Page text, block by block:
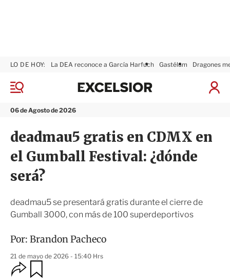
M
n
06 de Agosto de 2026
LO DE HOY: La DEA reconoce a García Harfuch Gastélum Dragones
I
x
s
i
o
r
deadmau5 gratis en CDMX en
el Gumball Festival: ¿dónde
será?
deadmau5 se presentará gratis durante el cierre de
Gumball 3000, con más de 100 superdeportivos
Por: Brandon Pacheco
21 de mayo de 2026 - 15:40 Hrs
O
p